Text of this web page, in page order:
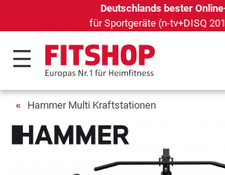
Seit 42 Jahren Ihr Experte für
Hammer Multi Kraftstationen